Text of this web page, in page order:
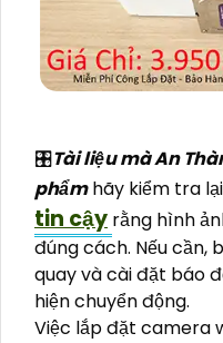
🎛Tài liệu mà An
phẩmhãy kiểm tra
tin cậy rằng hình
đúng cách. Nếu cần,
quay và cài đặt báo
hiện chuyển động.
Việc lắp đặt camera